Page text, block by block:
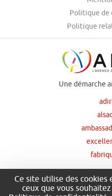
Politique
Politique
Une démarche
Ce site utilise des
ceux que vous souhaitez